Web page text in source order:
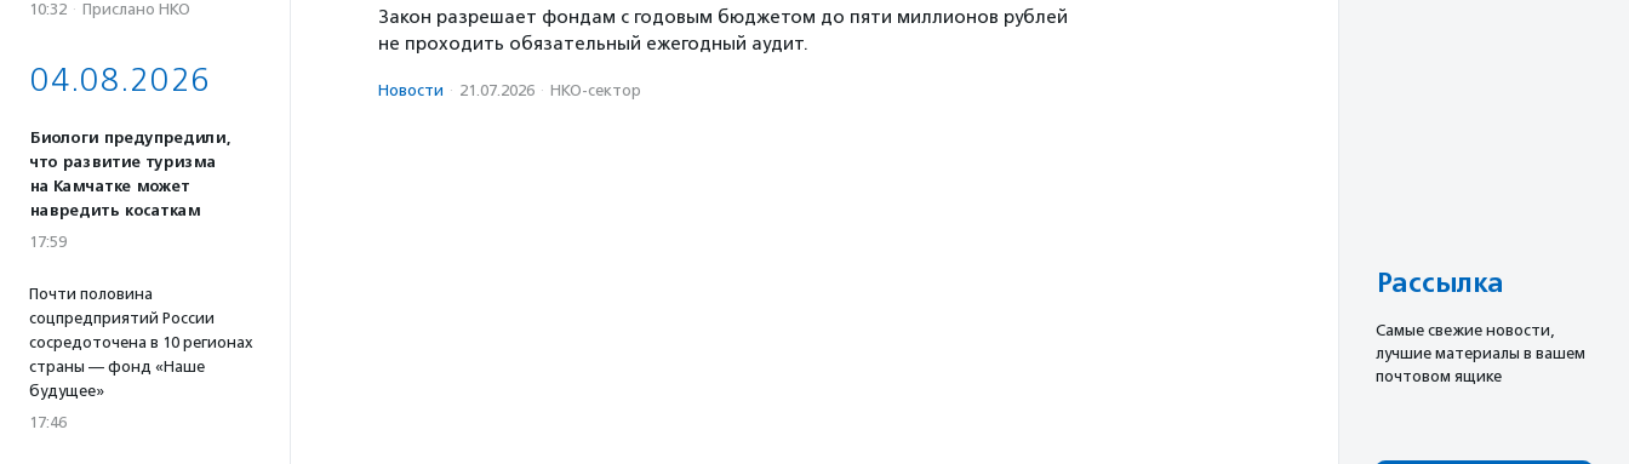
10:32 · Прислано НКО
04.08.2026
Биологи предупредили,
что развитие туризма
на Камчатке может
навредить косаткам
17:59
Почти половина
соцпредприятий России
сосредоточена в 10 регионах
страны — фонд «Наше
будущее»
17:46
Закон разрешает фондам с годовым бюджетом до пяти миллионов рублей
не проходить обязательный ежегодный аудит.
Новости · 21.07.2026 · НКО-сектор
Рассылка
Cамые свежие новости,
лучшие материалы в вашем
почтовом ящике